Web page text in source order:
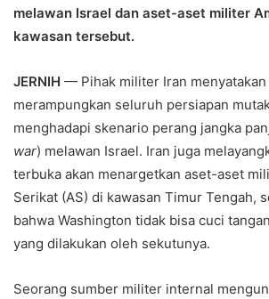
melawan Israel dan aset-aset militer
kawasan tersebut.
JERNIH — Pihak militer Iran menyatakan
merampungkan seluruh persiapan
menghadapi skenario perang jangka
war) melawan Israel. Iran juga
terbuka akan menargetkan aset-aset
Serikat (AS) di kawasan Timur Tengah,
bahwa Washington tidak bisa cuci
yang dilakukan oleh sekutunya.
Seorang sumber militer internal